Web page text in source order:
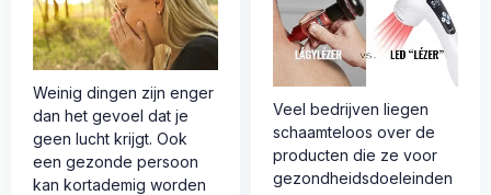
Weinig dingen zijn enger
dan het gevoel dat je
geen lucht krijgt. Ook
een gezonde persoon
kan kortademig worden
Veel bedrijven liegen
schaamteloos over de
producten die ze voor
gezondheidsdoeleinden